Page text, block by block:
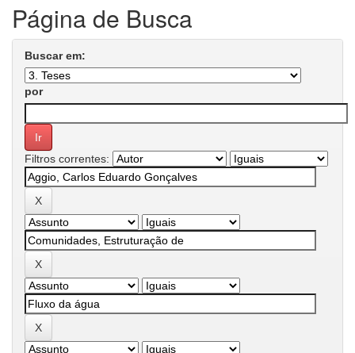
Página de Busca
Buscar em:
por
Filtros correntes: